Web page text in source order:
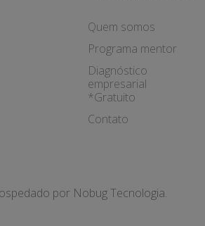
Quem somos
Programa mentor
Diagnóstico
empresarial
*Gratuito
Contato
por Nobug Tecnologia.